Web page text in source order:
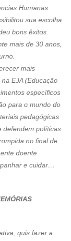
Humanas
sua escolha
bons êxitos.
mais de 30 anos,
mais
EJA (Educação
específicos
para o mundo do
pedagógicas
defendem políticas
no final de
doente
e cuidar…
quis fazer a